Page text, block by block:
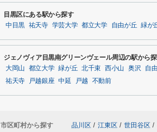
目黒区にある駅から探す
中目黒 祐天寺 学芸大学 都立大学 自由が丘 緑が
ジェノヴィア目黒南グリーンヴェール周辺の駅から
大岡山 都立大学 緑が丘 北千束 西小山 奥沢 自
祐天寺
戸越銀座 中延 戸越 不動前
市区町村から探す 品川区 / 江東区 / 世田谷区 /